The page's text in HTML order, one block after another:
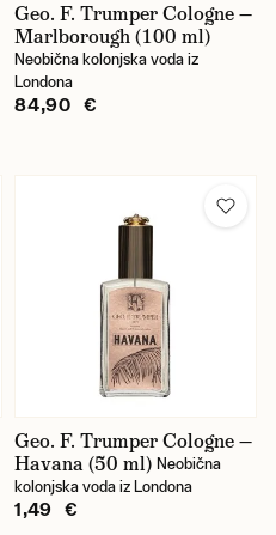
Geo. F. Trumper Cologne —
Marlborough (100 ml)
Neobična kolonjska voda iz
Londona
84,90 €
Geo. F. Trumper Cologne —
Havana (50 ml) Neobična
kolonjska voda iz Londona
1,49 €